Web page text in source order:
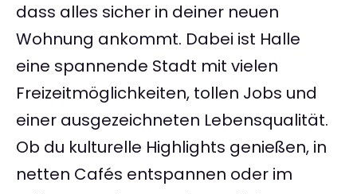
dass alles sicher in deiner neuen
Wohnung ankommt. Dabei ist Halle
eine spannende Stadt mit vielen
Freizeitmöglichkeiten, tollen Jobs und
einer ausgezeichneten Lebensqualität.
Ob du kulturelle Highlights genießen, in
netten Cafés entspannen oder im